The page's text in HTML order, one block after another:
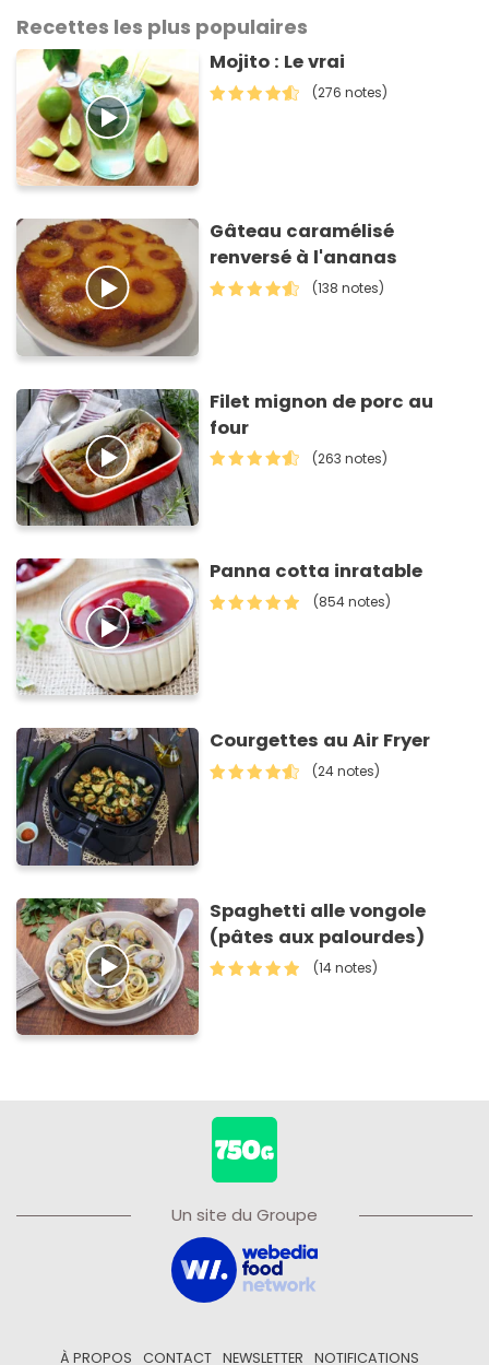
Recettes les plus populaires
Mojito : Le vrai
(276 notes)
Gâteau caramélisé
renversé à l'ananas
(138 notes)
Filet mignon de porc au
four
(263 notes)
Panna cotta inratable
(854 notes)
Courgettes au Air Fryer
(24 notes)
Spaghetti alle vongole
(pâtes aux palourdes)
(14 notes)
Un site du Groupe
À PROPOS CONTACT NEWSLETTER NOTIFICATIONS